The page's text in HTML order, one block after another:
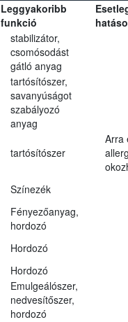
Leggyakoribb
funkció
stabilizátor,
csomósodást
gátló anyag
tartósítószer,
savanyúságot
szabályozó
anyag
tartósítószer
Arra
Színezék
Fényezőanyag,
hordozó
Hordozó
Hordozó
Emulgeálószer,
nedvesítőszer,
hordozó